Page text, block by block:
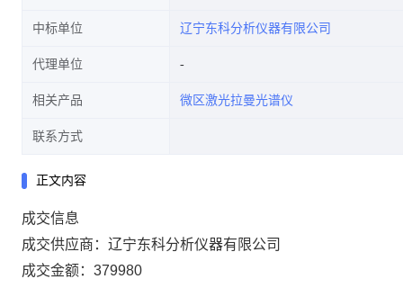
中标单位 辽宁东科分析仪器有限公司
代理单位
相关产品 微区激光拉曼光谱仪
联系方式
正文内容
成交信息
成交供应商：辽宁东科分析仪器有限公司
成交金额：379980